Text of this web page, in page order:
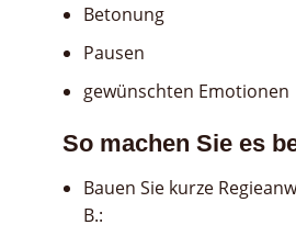
Betonung
Pausen
gewünschten Emotionen
So machen Sie es
Bauen Sie kurze
B.: